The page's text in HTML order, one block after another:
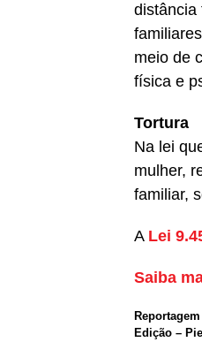
distância
meio de
física e
Tortura
Na lei
mulher,
familiar,
A Lei
Saiba
Edição –